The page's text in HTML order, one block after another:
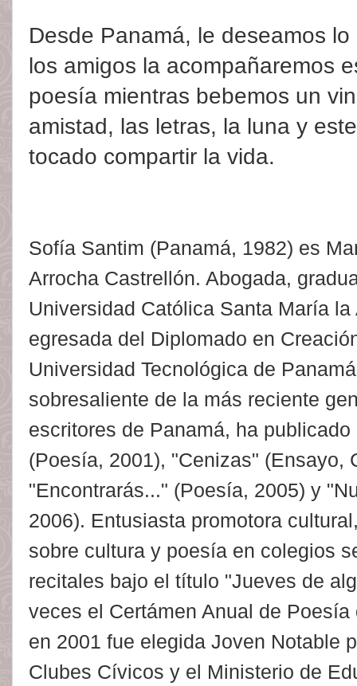
Desde Panamá, le deseamos
los amigos la acompañaremos
poesía mientras bebemos un
amistad, las letras, la luna y
tocado compartir la vida.
Sofía Santim (Panamá, 1982) es
Arrocha Castrellón. Abogada,
Universidad Católica Santa María la
egresada del Diplomado en
Universidad Tecnológica de
sobresaliente de la más reciente
escritores de Panamá, ha
(Poesía, 2001), "Cenizas" (Ensayo,
"Encontrarás..." (Poesía, 2005) y
2006). Entusiasta promotora
sobre cultura y poesía en colegios
recitales bajo el título "Jueves de
veces el Certámen Anual de
en 2001 fue elegida Joven Notable
Clubes Cívicos y el Ministerio de